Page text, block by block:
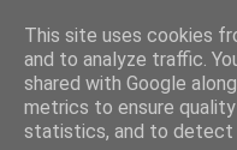
Praca
► KONTAKT ► REKLAMA
This site uses cookies
and to analyze traffic.
shared with Google
metrics to ensure
statistics, and to detect